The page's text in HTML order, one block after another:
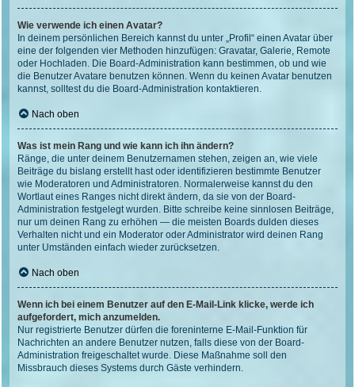
Wie verwende ich einen Avatar?
In deinem persönlichen Bereich kannst du unter „Profil“ einen Avatar über
eine der folgenden vier Methoden hinzufügen: Gravatar, Galerie, Remote
oder Hochladen. Die Board-Administration kann bestimmen, ob und wie
die Benutzer Avatare benutzen können. Wenn du keinen Avatar benutzen
kannst, solltest du die Board-Administration kontaktieren.
Nach oben
Was ist mein Rang und wie kann ich ihn ändern?
Ränge, die unter deinem Benutzernamen stehen, zeigen an, wie viele
Beiträge du bislang erstellt hast oder identifizieren bestimmte Benutzer
wie Moderatoren und Administratoren. Normalerweise kannst du den
Wortlaut eines Ranges nicht direkt ändern, da sie von der Board-
Administration festgelegt wurden. Bitte schreibe keine sinnlosen Beiträge,
nur um deinen Rang zu erhöhen — die meisten Boards dulden dieses
Verhalten nicht und ein Moderator oder Administrator wird deinen Rang
unter Umständen einfach wieder zurücksetzen.
Nach oben
Wenn ich bei einem Benutzer auf den E-Mail-Link klicke, werde ich
aufgefordert, mich anzumelden.
Nur registrierte Benutzer dürfen die foreninterne E-Mail-Funktion für
Nachrichten an andere Benutzer nutzen, falls diese von der Board-
Administration freigeschaltet wurde. Diese Maßnahme soll den
Missbrauch dieses Systems durch Gäste verhindern.